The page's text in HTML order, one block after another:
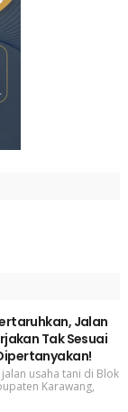
Jalan
Tak Sesuai
usaha tani di Blok
Karawang,